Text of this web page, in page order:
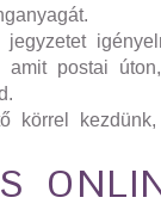
postai
körrel